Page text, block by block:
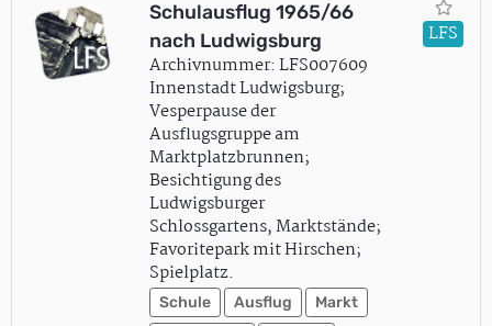
Schulausflug 1965/66
nach Ludwigsburg
Archivnummer: LFS007609
Innenstadt Ludwigsburg;
Vesperpause der
Ausflugsgruppe am
Marktplatzbrunnen;
Besichtigung des
Ludwigsburger
Schlossgartens, Marktstände;
Favoritepark mit Hirschen;
Spielplatz.
Schule Ausflug
Markt
LFS